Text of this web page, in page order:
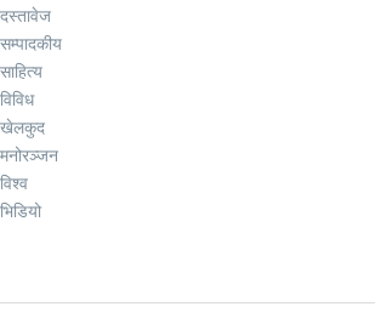
दस्तावेज
सम्पादकीय
साहित्य
विविध
खेलकुद
मनोरञ्जन
विश्व
भिडियो